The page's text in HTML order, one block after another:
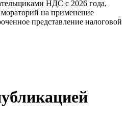
НДС с 2026 года,
на применение
представление налоговой